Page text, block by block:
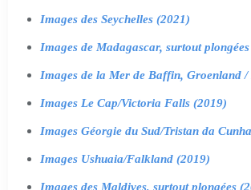
Images des Seychelles (2021)
Images de Madagascar, surtout
Images de la Mer de Baffin, Groenland /
Images Le Cap/Victoria Falls (2019)
Images Géorgie du Sud/Tristan da
Images Ushuaia/Falkland (2019)
Images des Maldives, surtout plongées